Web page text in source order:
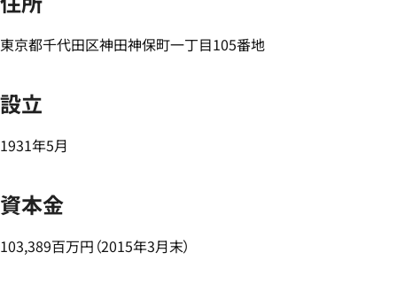
東京都千代田区神田神保町一丁目105番地
設立
1931年5月
資本金
103,389百万円（2015年3月末）